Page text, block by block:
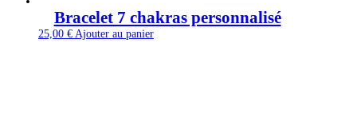
Bracelet 7 chakras personnalisé
25,00 € Ajouter au panier